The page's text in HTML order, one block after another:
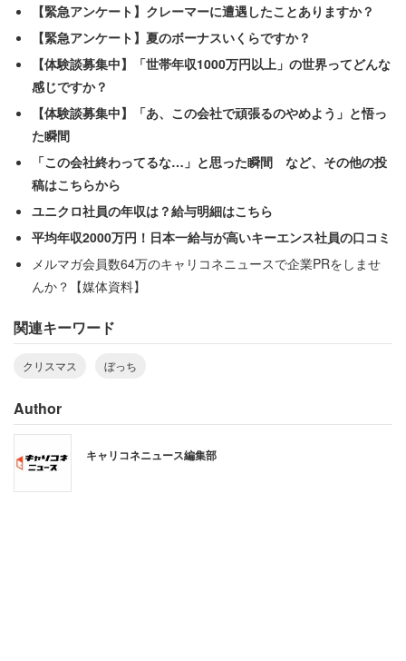
今年もそんな季節になりましたね
2017年10月、匿名掲示板「ガールズちゃんねる」に次の
【緊急アンケート】クレーマーに遭遇したことありますか？
【緊急アンケート】夏のボーナスいくらですか？
【体験談募集中】「世帯年収1000万円以上」の世界ってどんな
感じですか？
【体験談募集中】「あ、この会社で頑張るのやめよう」と悟っ
た瞬間
「この会社終わってるな…」と思った瞬間 など、その他の投
稿はこちらから
ユニクロ社員の年収は？給与明細はこちら
平均年収2000万円！日本一給与が高いキーエンス社員の口コミ
メルマガ会員数64万のキャリコネニュースで企業PRをしませ
んか？【媒体資料】
関連キーワード
クリスマス ぼっち
Author
キャリコネニュース編集部